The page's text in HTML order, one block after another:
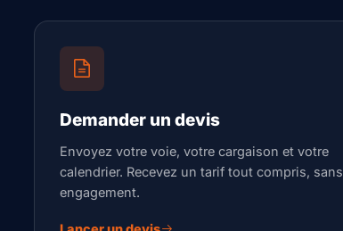
Demander un devis
Envoyez votre voie, votre cargaison et votre
calendrier. Recevez un tarif tout compris, sans
engagement.